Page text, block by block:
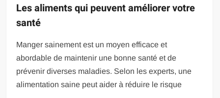
Les aliments qui peuvent améliorer votre
santé
Manger sainement est un moyen efficace et
abordable de maintenir une bonne santé et de
prévenir diverses maladies. Selon les experts, une
alimentation saine peut aider à réduire le risque